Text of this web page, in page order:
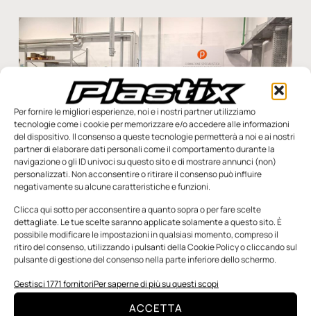
Per fornire le migliori esperienze, noi e i nostri partner utilizziamo
tecnologie come i cookie per memorizzare e/o accedere alle informazioni
del dispositivo. Il consenso a queste tecnologie permetterà a noi e ai nostri
partner di elaborare dati personali come il comportamento durante la
navigazione o gli ID univoci su questo sito e di mostrare annunci (non)
personalizzati. Non acconsentire o ritirare il consenso può influire
negativamente su alcune caratteristiche e funzioni.
Clicca qui sotto per acconsentire a quanto sopra o per fare scelte
dettagliate. Le tue scelte saranno applicate solamente a questo sito. È
possibile modificare le impostazioni in qualsiasi momento, compreso il
ritiro del consenso, utilizzando i pulsanti della Cookie Policy o cliccando sul
pulsante di gestione del consenso nella parte inferiore dello schermo.
Gestisci 1771 fornitoriPer saperne di più su questi scopi
ACCETTA
Tecnologie non convenzionali per lo stampaggio di
compositi e di espansi microcellulari
Proplast di Alessandria, si è tenuto il seminario tecnico:
“Tecnologie non convenzionali – Stampaggio di compositi